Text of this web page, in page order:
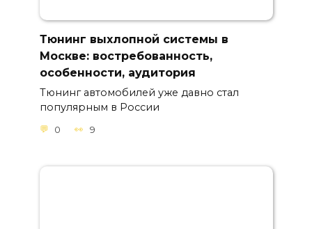
Тюнинг выхлопной системы в
Москве: востребованность,
особенности, аудитория
Тюнинг автомобилей уже давно стал
популярным в России
0 9